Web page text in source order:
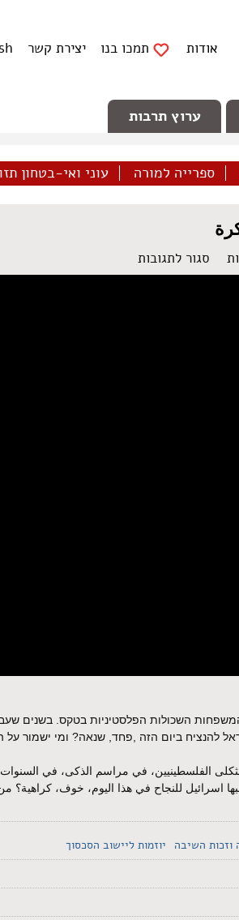
אודות תמכו בנו יצירת קשר
ערוץ תרבות
ספרייה למורה עוני ואי-בטחון
סגור לתגובותעל
מדברות
השכולות הפלסטיניות בטקס. בשנים שעברו
להנציח ביום הזה
פחד, שנאה? ומי ישמור על
الفلسطينيين، في مراسم الذكى، في السنوات
اسرائيل للنجاح في هذا اليوم، خوف، كراهية؟
וזכות השיבה
יוזמות ליישוב הסכסוך